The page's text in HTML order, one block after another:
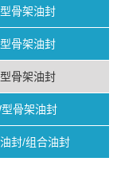
骨架油封
骨架油封
骨架油封
骨架油封
封/组合油封